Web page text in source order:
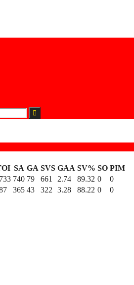
SA GA SVS GAA SV% SO PIM
740 79 661 2.74 89.32 0
0
365 43 322 3.28 88.22 0 0